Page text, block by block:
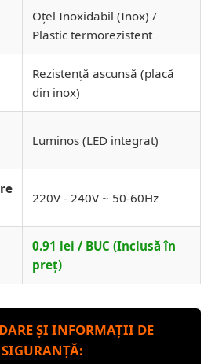
Oțel Inoxidabil (Inox) /
Plastic termorezistent
Rezistență ascunsă (placă
din inox)
Luminos (LED integrat)
220V - 240V ~ 50-60Hz
0.91 lei / BUC (Inclusă în
preț)
ȘI INFORMAȚII DE
SIGURANȚĂ: